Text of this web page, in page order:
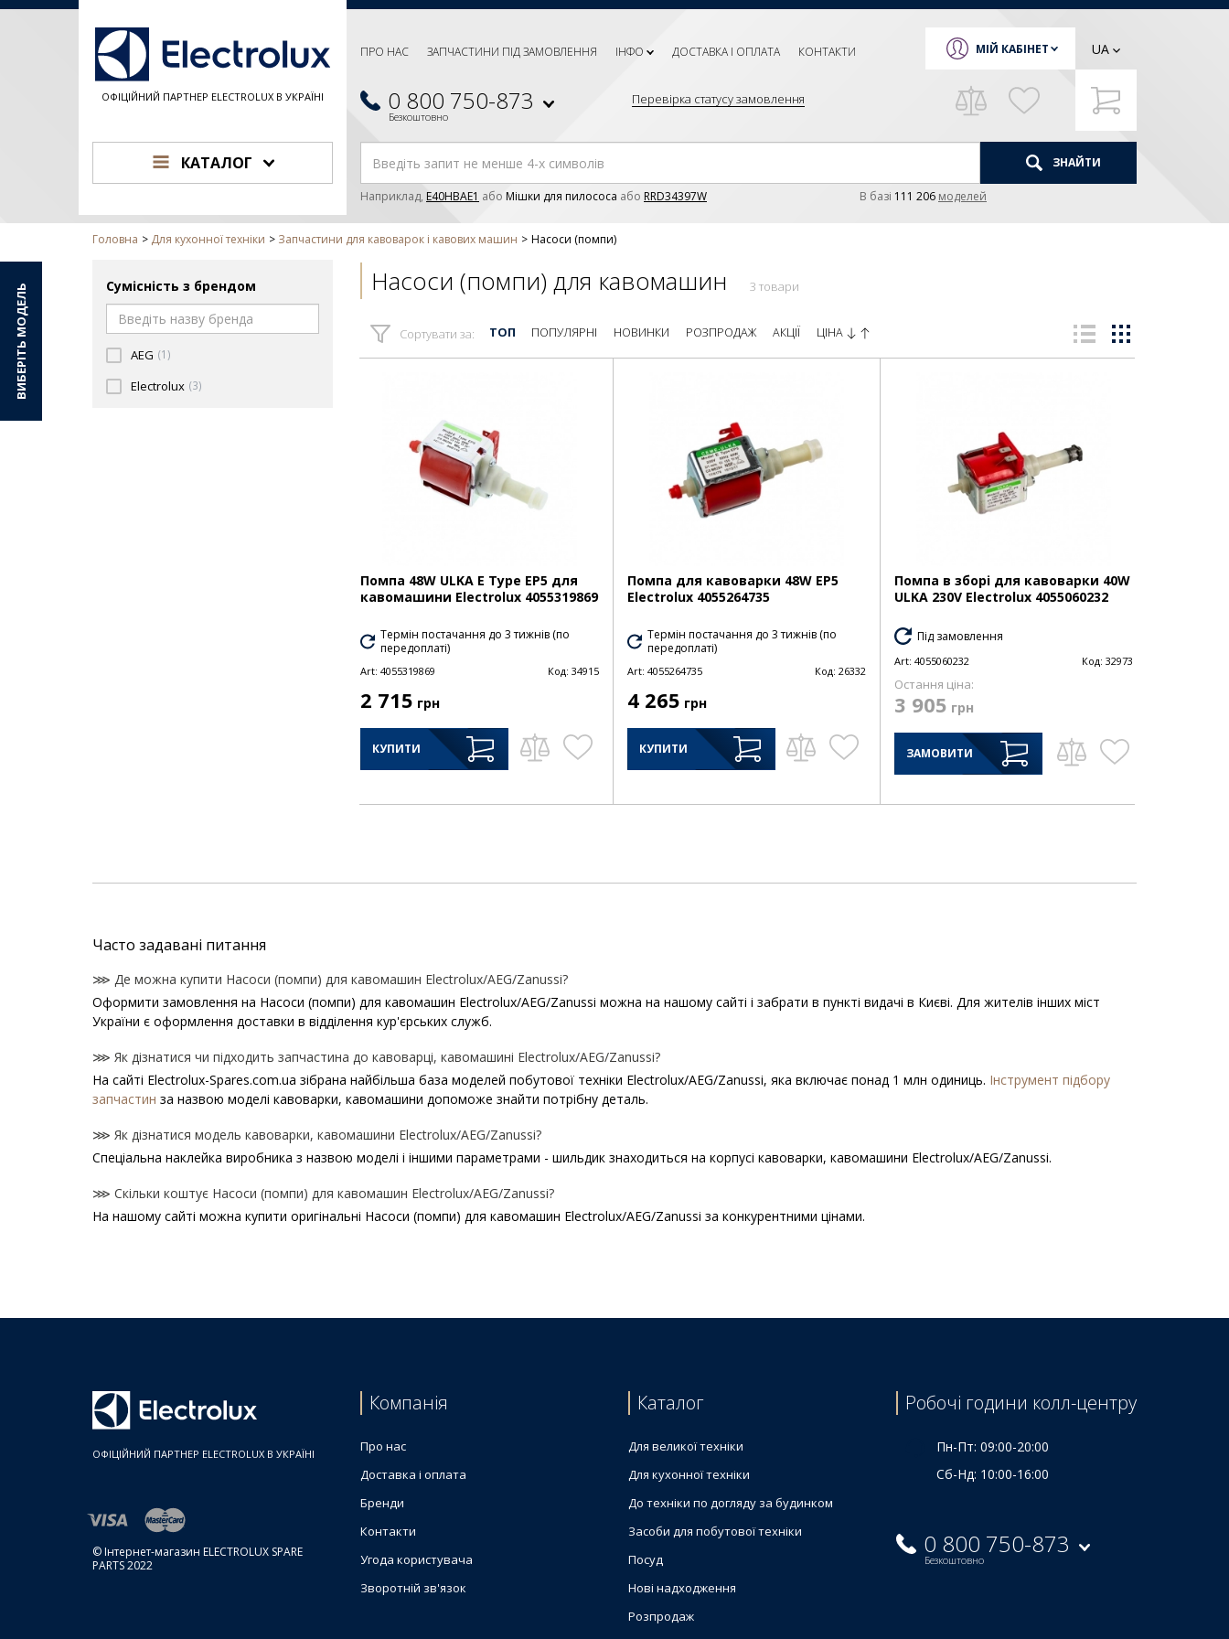
ОФІЦІЙНИЙ ПАРТНЕР ELECTROLUX В УКРАЇНІ
ПРО НАС ЗАПЧАСТИНИ ПІД ЗАМОВЛЕННЯ ІНФО ДОСТАВКА І ОПЛАТА КОНТАКТИ
0 800 750-873
Безкоштовно
Перевірка статусу замовлення
МІЙ КАБІНЕТ UA
КАТАЛОГ ЗНАЙТИ
Наприклад, E40HBAE1 або Мішки для пилососа або RRD34397W В базi 111 206 моделей
Головна Для кухонної техніки Запчастини для кавоварок і кавових машин Насоси (помпи)
Сумісність з брендом
AEG (1)
Electrolux (3)
Насоси (помпи) для кавомашин 3 товари
Сортувати за: ТОП ПОПУЛЯРНІ НОВИНКИ РОЗПРОДАЖ АКЦІЇ ЦІНА
Помпа 48W ULKA E Type EP5 для
кавомашини Electrolux 4055319869
Термін постачання до 3 тижнів (по
передоплаті)
Art: 4055319869 Код: 34915
2 715 грн
КУПИТИ
Помпа для кавоварки 48W EP5
Electrolux 4055264735
Термін постачання до 3 тижнів (по
передоплаті)
Art: 4055264735 Код: 26332
4 265 грн
КУПИТИ
Помпа в зборі для кавоварки 40W
ULKA 230V Electrolux 4055060232
Під замовлення
Art: 4055060232 Код: 32973
Остання ціна:
3 905 грн
ЗАМОВИТИ
Часто задавані питання
⋙ Де можна купити Насоси (помпи) для кавомашин Electrolux/AEG/Zanussi?
Оформити замовлення на Насоси (помпи) для кавомашин Electrolux/AEG/Zanussi можна на нашому сайті і забрати в пункті видачі в Києві. Для жителів інших міст
України є оформлення доставки в відділення кур'єрських служб.
⋙ Як дізнатися чи підходить запчастина до кавоварці, кавомашині Electrolux/AEG/Zanussi?
На сайті Electrolux-Spares.com.ua зібрана найбільша база моделей побутової техніки Electrolux/AEG/Zanussi, яка включає понад 1 млн одиниць. Інструмент підбору
запчастин за назвою моделі кавоварки, кавомашини допоможе знайти потрібну деталь.
⋙ Як дізнатися модель кавоварки, кавомашини Electrolux/AEG/Zanussi?
Спеціальна наклейка виробника з назвою моделі і іншими параметрами - шильдик знаходиться на корпусі кавоварки, кавомашини Electrolux/AEG/Zanussi.
⋙ Скільки коштує Насоси (помпи) для кавомашин Electrolux/AEG/Zanussi?
На нашому сайті можна купити оригінальні Насоси (помпи) для кавомашин Electrolux/AEG/Zanussi за конкурентними цінами.
Помпа для кавоварки 48W EP5 Electrolux 4055264735
4265 ₴
ОФІЦІЙНИЙ ПАРТНЕР ELECTROLUX В УКРАЇНІ
© Інтернет-магазин ELECTROLUX SPARE
PARTS 2022
Компанія
Про нас
Доставка і оплата
Бренди
Контакти
Угода користувача
Зворотній зв'язок
Каталог
Для великої техніки
Для кухонної техніки
До техніки по догляду за будинком
Засоби для побутової техніки
Посуд
Нові надходження
Розпродаж
Робочі години колл-центру
Пн-Пт: 09:00-20:00
Сб-Нд: 10:00-16:00
0 800 750-873
Безкоштовно
ВИБЕРІТЬ МОДЕЛЬ